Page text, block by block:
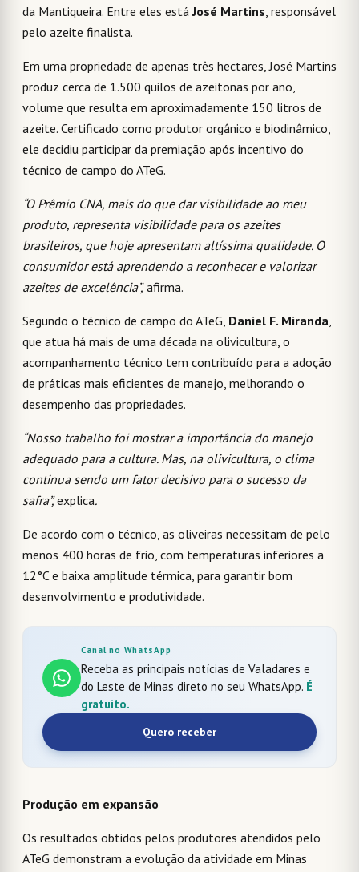
da Mantiqueira. Entre eles estáJosé Martins , responsável
pelo azeite finalista.
Em uma propriedade de apenas três hectares, José Martins
produz cerca de 1.500 quilos de azeitonas por ano,
volume que resulta em aproximadamente 150 litros de
azeite. Certificado como produtor orgânico e biodinâmico,
ele decidiu participar da premiação após incentivo do
técnico de campo do ATeG.
“O Prêmio CNA, mais do que dar visibilidade ao meu
produto, representa visibilidade para os azeites
brasileiros, que hoje apresentam altíssima qualidade. O
consumidor está aprendendo a reconhecer e valorizar
azeites de excelência”,afirma.
Segundo o técnico de campo do ATeG, Daniel F. Miranda
que atua há mais de uma década na olivicultura, o
acompanhamento técnico tem contribuído para a adoção
de práticas mais eficientes de manejo, melhorando o
desempenho das propriedades.
“Nosso trabalho foi mostrar a importância do manejo
adequado para a cultura. Mas, na olivicultura, o clima
continua sendo um fator decisivo para o sucesso da
safra”,explica.
De acordo com o técnico, as oliveiras necessitam de pelo
menos 400 horas de frio, com temperaturas inferiores a
12°C e baixa amplitude térmica, para garantir bom
desenvolvimento e produtividade.
Canal no WhatsApp
Receba as principais notícias de Valadares e
do Leste de Minas direto no seu WhatsApp. É
gratuito.
Quero receber
Produção em expansão
Os resultados obtidos pelos produtores atendidos pelo
ATeG demonstram a evolução da atividade em Minas